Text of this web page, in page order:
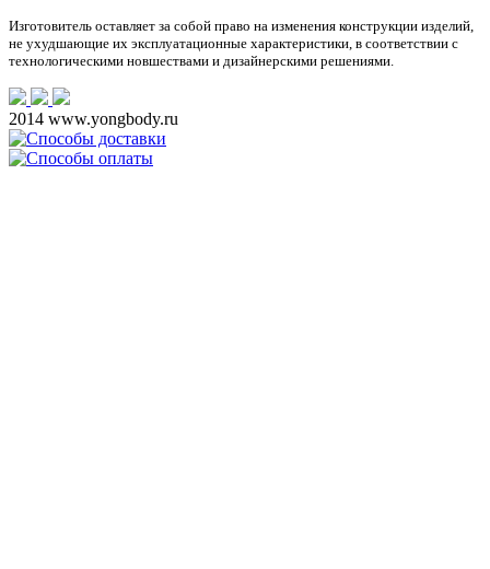
Изготовитель оставляет за собой право на изменения конструкции изделий,
не ухудшающие их эксплуатационные характеристики, в соответствии с
технологическими новшествами и дизайнерскими решениями.
2014 www.yongbody.ru